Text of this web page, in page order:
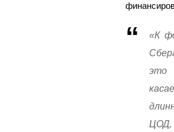
«К
это